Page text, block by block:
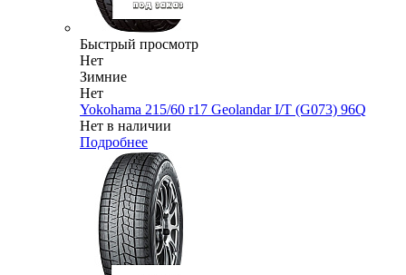
Быстрый просмотр
Нет
Зимние
Нет
Yokohama 215/60 r17 Geolandar I/T (G073) 96Q
Нет в наличии
Подробнее